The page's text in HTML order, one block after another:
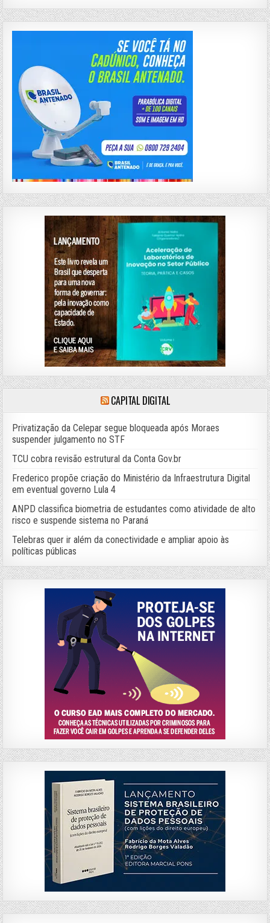
CAPITAL DIGITAL
Privatização da Celepar segue bloqueada após Moraes
suspender julgamento no STF
TCU cobra revisão estrutural da Conta Gov.br
Frederico propõe criação do Ministério da Infraestrutura Digital
em eventual governo Lula 4
ANPD classifica biometria de estudantes como atividade de alto
risco e suspende sistema no Paraná
Telebras quer ir além da conectividade e ampliar apoio às
políticas públicas